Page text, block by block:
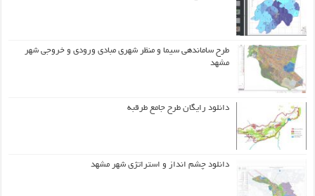
طرح ساماندهی سیما و منظر شهری مبادی ورودی و خروجی شهر
مشهد
دانلود رایگان طرح جامع طرقبه
دانلود چشم انداز و استراتژی شهر مشهد